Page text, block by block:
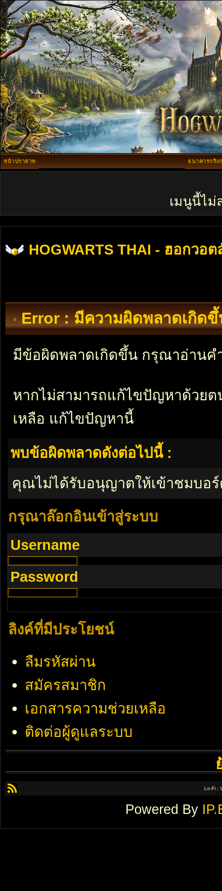
หน้าปราสาท ธนาคารกริง
เมนูนี้ไม่
HOGWARTS THAI - ฮอกวอต
Error : มีความผิดพลาดเกิดขึ้
มีข้อผิดพลาดเกิดขึ้น กรุณาอ่านค
หากไม่สามารถแก้ไขปัญหาด้วย
เหลือ แก้ไขปัญหานี้
พบข้อผิดพลาดดังต่อไปนี้ :
คุณไม่ได้รับอนุญาตให้เข้าชมบอ
กรุณาล๊อกอินเข้าสู่ระบบ
Username
Password
ลิงค์ที่มีประโยชน์
ลืมรหัสผ่าน
สมัครสมาชิก
เอกสารความช่วยเหลือ
ติดต่อผู้ดูแลระบบ
Lo-Fi ;
Powered By